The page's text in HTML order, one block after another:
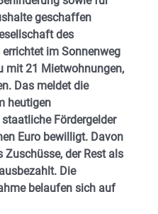
geschaffen
des
im Sonnenweg
mit 21 Mietwohnungen,
Das meldet die
heutigen
Fördergelder
Euro bewilligt. Davon
der Rest als
Die
belaufen sich auf